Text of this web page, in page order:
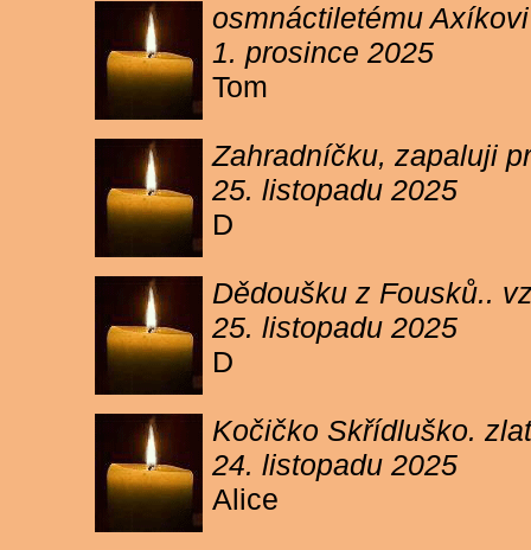
osmnáctiletému
1. prosince 2025
Tom
Zahradníčku, zapaluji
25. listopadu 2025
D
Dědoušku z Fousků..
25. listopadu 2025
D
Kočičko Skřídluško.
24. listopadu 2025
Alice